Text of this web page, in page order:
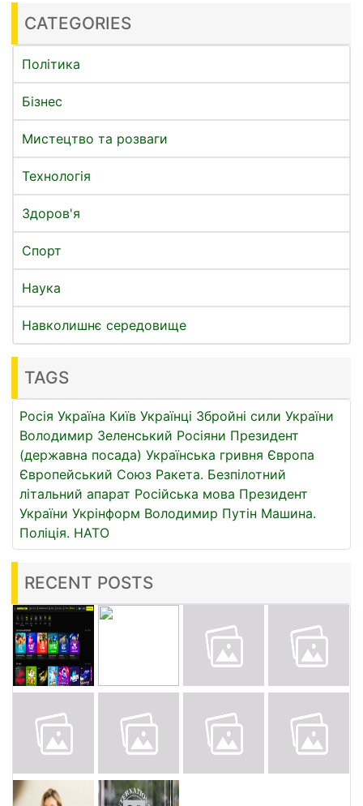
CATEGORIES
Політика
Бізнес
Мистецтво та розваги
Технологія
Здоров'я
Спорт
Наука
Навколишнє середовище
TAGS
Росія Україна Київ Українці Збройні сили України
Володимир Зеленський Росіяни Президент
(державна посада) Українська гривня Європа
Європейський Союз Ракета. Безпілотний
літальний апарат Російська мова Президент
України Укрінформ Володимир Путін Машина.
Поліція. НАТО
RECENT POSTS